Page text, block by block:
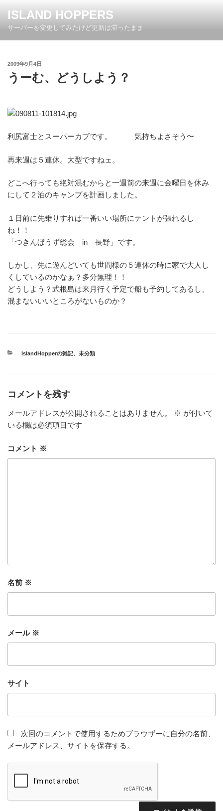
ン
ISLAND HOPPERS
サーバーを変更してみたけど更新は滞ったまま
投
稿
日:
2009年9月4日
うーむ、どうしよう？
利尻富士とスーパーカブです。 気持ちよさそう〜
再来週は５連休。大型ですねェ。
どこへ行っても絶対混むからと一週前の来週に金曜日を休み
にして２泊のキャンプを計画しました。
１日前に先乗りすれば一番いい場所にテントが張れるし
ね！！
「つきんぼうず総会 in 長野」です。
しかし、先に遊んどいても世間様の５連休の時に家で大人し
くしているのかなぁ？多分無理！！
どうしよう？式根島は来月行く予定で船も予約してあるし、
混まないいいところがないものか？
カ
IslandHopperの雑記、 未分類
コメントを残す
メールアドレスが公開されることはありません。 ※ が付いて
いる欄は必須項目です
コメント ※
名前 ※
メール ※
サイト
次回のコメントで使用するためブラウザーに自分の名前、
メールアドレス、サイトを保存する。